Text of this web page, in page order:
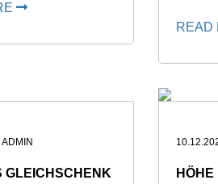
READ
ADMIN
GLEICHSCHENK